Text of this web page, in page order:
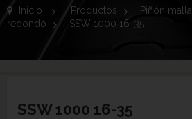
Inicio > Productos > Piñón malla
redondo
> SSW 1000 16-35
SSW 1000 16-35